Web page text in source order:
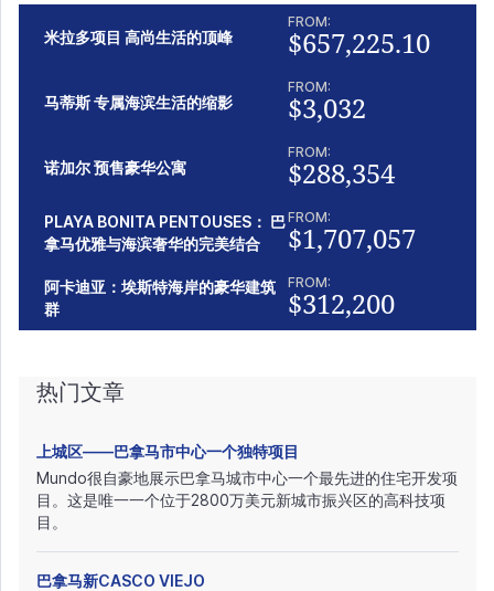
米拉多项目 高尚生活的顶峰
FROM:
$657,225.10
马蒂斯 专属海滨生活的缩影
FROM:
$3,032
诺加尔 预售豪华公寓
FROM:
$288,354
PLAYA BONITA PENTOUSES： 巴
拿马优雅与海滨奢华的完美结合
FROM:
$1,707,057
阿卡迪亚：埃斯特海岸的豪华建筑
群
FROM:
$312,200
热门文章
上城区——巴拿马市中心一个独特项目
Mundo很自豪地展示巴拿马城市中心一个最先进的住宅开发项
目。这是唯一一个位于2800万美元新城市振兴区的高科技项
目。
巴拿马新CASCO VIEJO